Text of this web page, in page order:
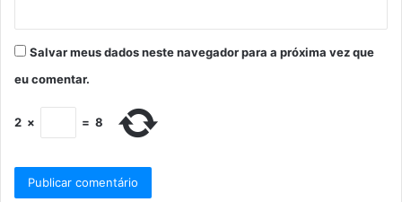
Salvar meus dados neste navegador para a próxima vez que
eu comentar.
2 × = 8